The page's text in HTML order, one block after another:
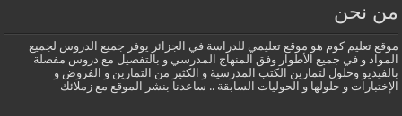
من نحن
موقع تعليم كوم هو موقع تعليمي للدراسة في الجزائر يوفر جميع الدروس لجميع
المواد و في جميع الأطوار وفق المنهاج المدرسي و بالتفصيل مع دروس مفصلة
بالفيديو وحلول لتمارين الكتب المدرسية و الكثير من التمارين و الفروض و
الإختبارات و حلولها و الحوليات السابقة .. ساعدنا بنشر الموقع مع زملائك